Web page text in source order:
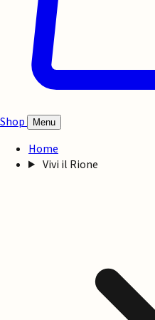
Shop Menu
Home
Vivi il Rione